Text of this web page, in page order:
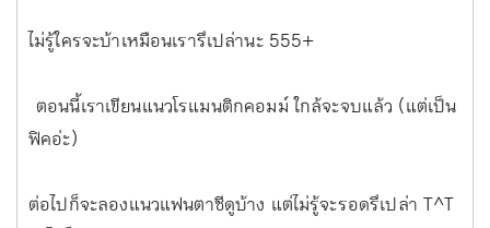
ไม่รู้ใครจะบ้าเหมือนเรารึเปล่านะ 555+
ตอนนี้เราเขียนแนวโรแมนติกคอมม์ ใกล้จะจบแล้ว (แต่เป็น
ฟิคอ่ะ)
ต่อไปก็จะลองแนวแฟนตาซีดูบ้าง แต่ไม่รู้จะรอดรึเปล่า T^T